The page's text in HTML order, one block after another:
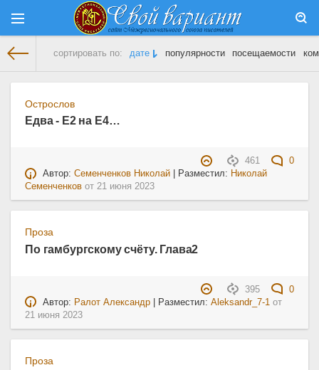
сортировать по: дате популярности посещаемости
Острослов
Едва - Е2 на Е4…
461
0
Автор:Семенченков Николай | Разместил: Николай
Семенченков от 21 июня 2023
Проза
По гамбургскому счёту. Глава2
395
0
Автор: Ралот Александр | Разместил:Aleksandr_7-1 от
21 июня 2023
Проза